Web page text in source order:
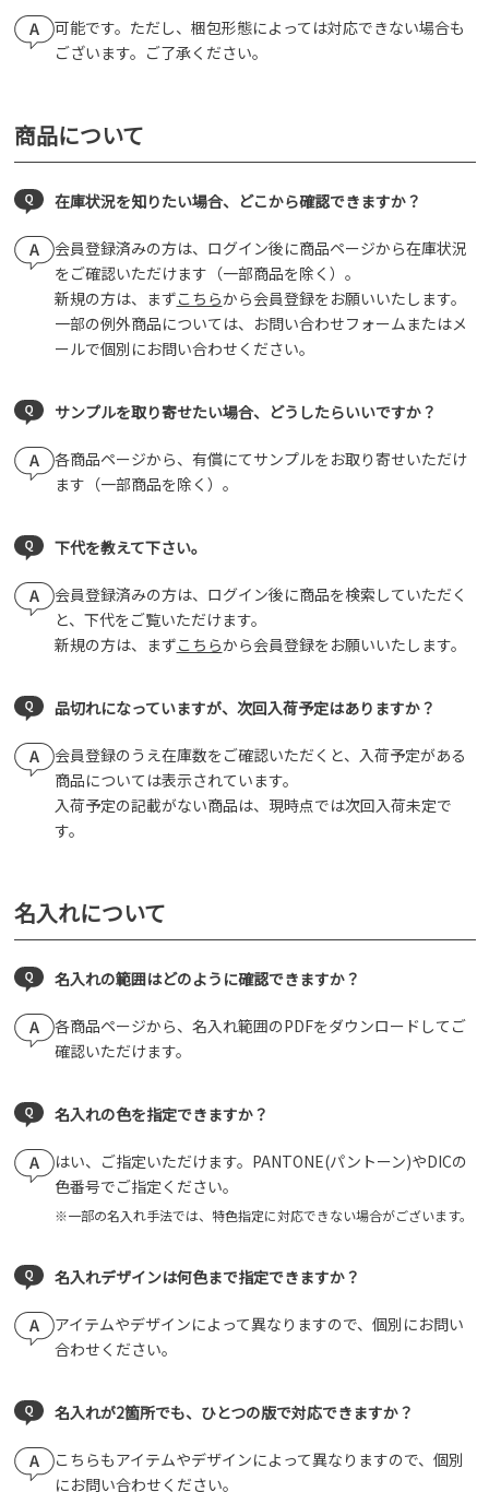
可能です。ただし、梱包形態によっては対応できない場合も
ございます。ご了承ください。
商品について
在庫状況を知りたい場合、どこから確認できますか？
会員登録済みの方は、ログイン後に商品ページから在庫状況
をご確認いただけます（一部商品を除く）。
新規の方は、まずこちらから会員登録をお願いいたします。
一部の例外商品については、お問い合わせフォームまたはメ
ールで個別にお問い合わせください。
サンプルを取り寄せたい場合、どうしたらいいですか？
各商品ページから、有償にてサンプルをお取り寄せいただけ
ます（一部商品を除く）。
下代を教えて下さい。
会員登録済みの方は、ログイン後に商品を検索していただく
と、下代をご覧いただけます。
新規の方は、まずこちらから会員登録をお願いいたします。
品切れになっていますが、次回入荷予定はありますか？
会員登録のうえ在庫数をご確認いただくと、入荷予定がある
商品については表示されています。
入荷予定の記載がない商品は、現時点では次回入荷未定で
す。
名入れについて
名入れの範囲はどのように確認できますか？
各商品ページから、名入れ範囲のPDFをダウンロードしてご
確認いただけます。
名入れの色を指定できますか？
はい、ご指定いただけます。PANTONE(パントーン)やDICの
色番号でご指定ください。
一部の名入れ手法では、特色指定に対応できない場合がございます。
名入れデザインは何色まで指定できますか？
アイテムやデザインによって異なりますので、個別にお問い
合わせください。
名入れが2箇所でも、ひとつの版で対応できますか？
こちらもアイテムやデザインによって異なりますので、個別
にお問い合わせください。